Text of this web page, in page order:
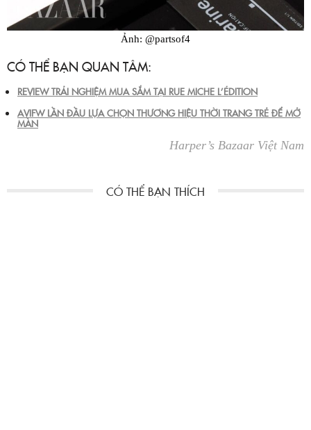
Ảnh: @partsof4
CÓ THỂ BẠN QUAN TÂM:
REVIEW TRẢI NGHIỆM MUA SẮM TẠI RUE MICHE L’ÉDITION
AVIFW LẦN ĐẦU LỰA CHỌN THƯƠNG HIỆU THỜI TRANG TRẺ ĐỂ MỞ
MÀN
Harper’s Bazaar Việt Nam